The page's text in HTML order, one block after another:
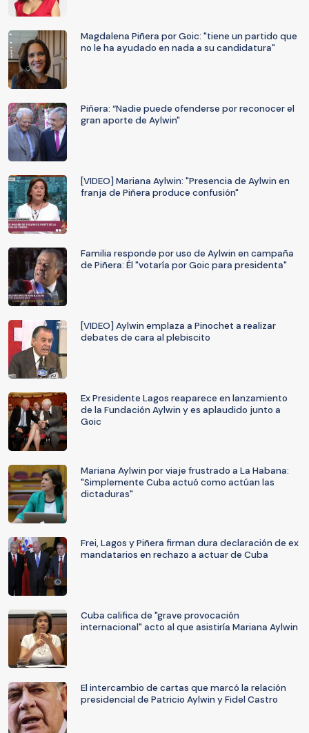
Magdalena Piñera por Goic: "tiene un partido que
no le ha ayudado en nada a su candidatura"
Piñera: “Nadie puede ofenderse por reconocer el
gran aporte de Aylwin"
[VIDEO] Mariana Aylwin: "Presencia de Aylwin en
franja de Piñera produce confusión"
Familia responde por uso de Aylwin en campaña
de Piñera: Él "votaría por Goic para presidenta"
[VIDEO] Aylwin emplaza a Pinochet a realizar
debates de cara al plebiscito
Ex Presidente Lagos reaparece en lanzamiento
de la Fundación Aylwin y es aplaudido junto a
Goic
Mariana Aylwin por viaje frustrado a La Habana:
"Simplemente Cuba actuó como actúan las
dictaduras"
Frei, Lagos y Piñera firman dura declaración de ex
mandatarios en rechazo a actuar de Cuba
Cuba califica de "grave provocación
internacional" acto al que asistiría Mariana Aylwin
El intercambio de cartas que marcó la relación
presidencial de Patricio Aylwin y Fidel Castro